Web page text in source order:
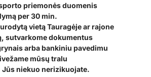
priemonės duomenis
per 30 min.
vietą Tauragėje ar rajone
sutvarkome dokumentus
arba bankiniu pavedimu
mūsų tralu
Jūs niekuo nerizikuojate.